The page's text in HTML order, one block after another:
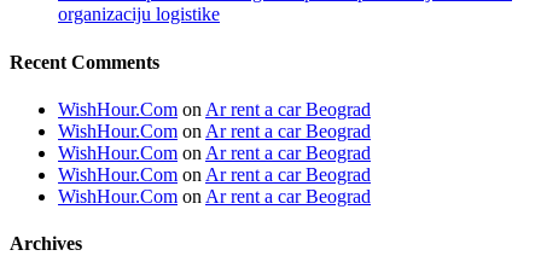
organizaciju logistike
Recent Comments
WishHour.Com on Ar rent a car Beograd
WishHour.Com on Ar rent a car Beograd
WishHour.Com on Ar rent a car Beograd
WishHour.Com on Ar rent a car Beograd
WishHour.Com on Ar rent a car Beograd
Archives